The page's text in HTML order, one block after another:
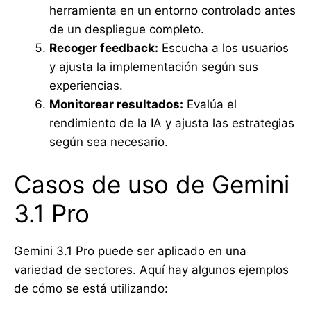
herramienta en un entorno controlado antes
de un despliegue completo.
Recoger feedback: Escucha a los usuarios
y ajusta la implementación según sus
experiencias.
Monitorear resultados: Evalúa el
rendimiento de la IA y ajusta las estrategias
según sea necesario.
Casos de uso de Gemini
3.1 Pro
Gemini 3.1 Pro puede ser aplicado en una
variedad de sectores. Aquí hay algunos ejemplos
de cómo se está utilizando: